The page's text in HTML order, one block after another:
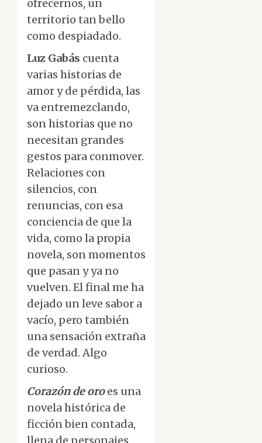
ofrecernos, un
territorio tan bello
como despiadado.
Luz Gabás cuenta
varias historias de
amor y de pérdida, las
va entremezclando,
son historias que no
necesitan grandes
gestos para conmover.
Relaciones con
silencios, con
renuncias, con esa
conciencia de que la
vida, como la propia
novela, son momentos
que pasan y ya no
vuelven. El final me ha
dejado un leve sabor a
vacío, pero también
una sensación extraña
de verdad. Algo
curioso.
Corazón de oroes una
novela histórica de
ficción bien contada,